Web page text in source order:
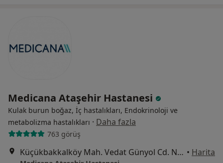
Medicana Ataşehir Hastanesi
Kulak burun boğaz, İç hastalıkları, Endokrinoloji ve
metabolizma hastalıkları · Daha fazla
763 görüş
Küçükbakkalköy Mah. Vedat Günyol Cd. No:24, Ataşehir • Harita